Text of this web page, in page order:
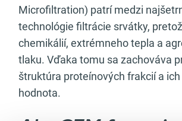
Microfiltration) patrí medzi
technológie filtrácie srvátky,
chemikálií, extrémneho tepla a
tlaku. Vďaka tomu sa zachováva
štruktúra proteínových frakcií a
hodnota.